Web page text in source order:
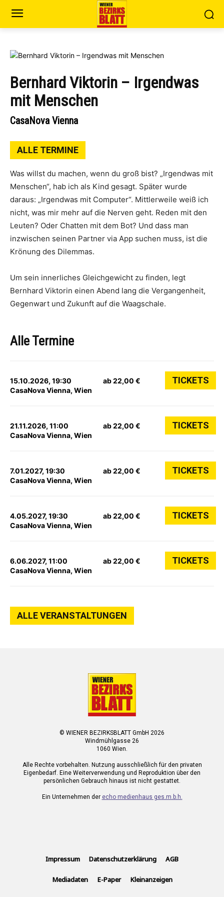
Bernhard Viktorin – Irgendwas
mit Menschen
CasaNova Vienna
ALLE TERMINE
Was willst du machen, wenn du groß bist? „Irgendwas mit
Menschen“, hab ich als Kind gesagt. Später wurde
daraus: „Irgendwas mit Computer“. Mittlerweile weiß ich
nicht, was mir mehr auf die Nerven geht. Reden mit den
Leuten? Oder Chatten mit dem Bot? Und dass man
inzwischen seinen Partner via App suchen muss, ist die
Krönung des Dilemmas.
Um sein innerliches Gleichgewicht zu finden, legt
Bernhard Viktorin einen Abend lang die Vergangenheit,
Gegenwart und Zukunft auf die Waagschale.
Alle Termine
15.10.2026, 19:30
CasaNova Vienna, Wien
ab 22,00 € TICKETS
21.11.2026, 11:00
CasaNova Vienna, Wien
ab 22,00 € TICKETS
7.01.2027, 19:30
CasaNova Vienna, Wien
ab 22,00 € TICKETS
4.05.2027, 19:30
CasaNova Vienna, Wien
ab 22,00 € TICKETS
6.06.2027, 11:00
CasaNova Vienna, Wien
ab 22,00 € TICKETS
ALLE VERANSTALTUNGEN
© WIENER BEZIRKSBLATT GmbH 2026
Windmühlgasse 26
1060 Wien.
Alle Rechte vorbehalten. Nutzung ausschließlich für den privaten
Eigenbedarf. Eine Weiterverwendung und Reproduktion über den
persönlichen Gebrauch hinaus ist nicht gestattet.
Ein Unternehmen der echo medienhaus ges.m.b.h.
Impressum Datenschutzerklärung AGB
Mediadaten E-Paper Kleinanzeigen